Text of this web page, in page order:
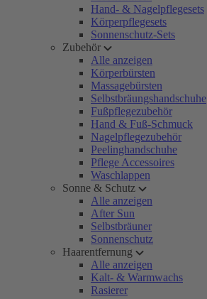
Hand- & Nagelpflegesets
Körperpflegesets
Sonnenschutz-Sets
Zubehör
Alle anzeigen
Körperbürsten
Massagebürsten
Selbstbräungshandschuhe
Fußpflegezubehör
Hand & Fuß-Schmuck
Nagelpflegezubehör
Peelinghandschuhe
Pflege Accessoires
Waschlappen
Sonne & Schutz
Alle anzeigen
After Sun
Selbstbräuner
Sonnenschutz
Haarentfernung
Alle anzeigen
Kalt- & Warmwachs
Rasierer